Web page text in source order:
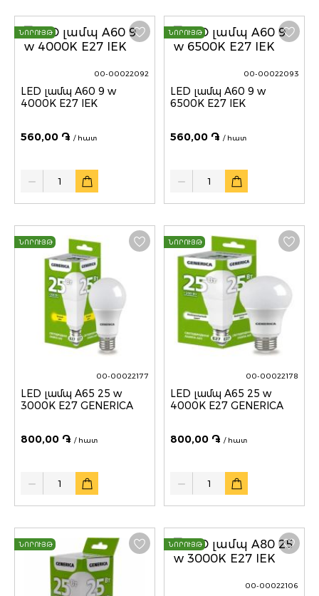
ՆՈՐՈՒՅԹ
00-00022092
LED լամպ A60 9 w
4000K E27 IEK
560,00 ֏ / հատ
Quantity
ՆՈՐՈՒՅԹ
00-00022093
LED լամպ A60 9 w
6500K E27 IEK
560,00 ֏ / հատ
Quantity
ՆՈՐՈՒՅԹ
00-00022177
LED լամպ A65 25 w
3000K E27 GENERICA
800,00 ֏ / հատ
Quantity
ՆՈՐՈՒՅԹ
00-00022178
LED լամպ A65 25 w
4000K E27 GENERICA
800,00 ֏ / հատ
Quantity
ՆՈՐՈՒՅԹ ՆՈՐՈՒՅԹ
00-00022106